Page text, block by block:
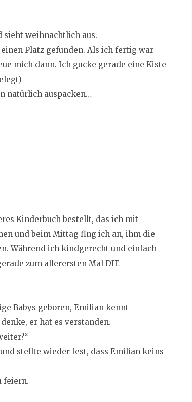
sieht weihnachtlich aus.
Platz gefunden. Als ich fertig war
mich dann. Ich gucke gerade eine Kiste
natürlich auspacken…
Kinderbuch bestellt, das ich mit
und beim Mittag fing ich an, ihm die
Während ich kindgerecht und einfach
zum allerersten Mal DIE
Babys geboren, Emilian kennt
er hat es verstanden.
stellte wieder fest, dass Emilian keins
feiern.